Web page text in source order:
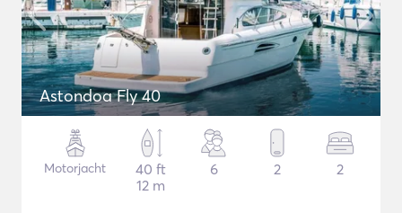
Astondoa Fly 40
Motorjacht
40 ft
12 m
6 2 2